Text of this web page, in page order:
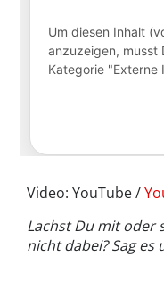
Video: YouTube /
Lachst Du mit oder
nicht dabei? Sag